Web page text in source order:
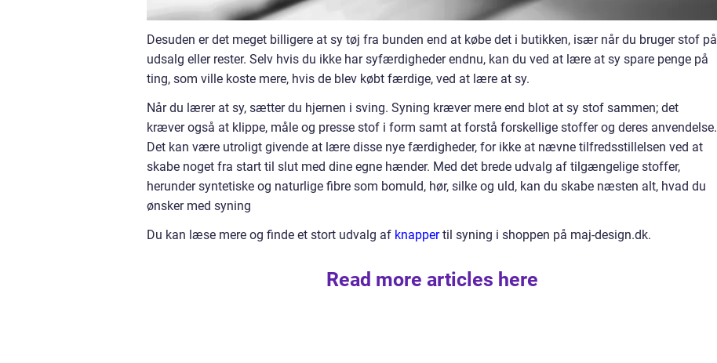
Desuden er det meget billigere at sy tøj fra bunden end at købe det i butikken, især når du bruger stof på
udsalg eller rester. Selv hvis du ikke har syfærdigheder endnu, kan du ved at lære at sy spare penge på
ting, som ville koste mere, hvis de blev købt færdige, ved at lære at sy.
Når du lærer at sy, sætter du hjernen i sving. Syning kræver mere end blot at sy stof sammen; det
kræver også at klippe, måle og presse stof i form samt at forstå forskellige stoffer og deres anvendelse.
Det kan være utroligt givende at lære disse nye færdigheder, for ikke at nævne tilfredsstillelsen ved at
skabe noget fra start til slut med dine egne hænder. Med det brede udvalg af tilgængelige stoffer,
herunder syntetiske og naturlige fibre som bomuld, hør, silke og uld, kan du skabe næsten alt, hvad du
ønsker med syning
Du kan læse mere og finde et stort udvalg af knappertil syning i shoppen på maj-design.dk.
Read more articles here